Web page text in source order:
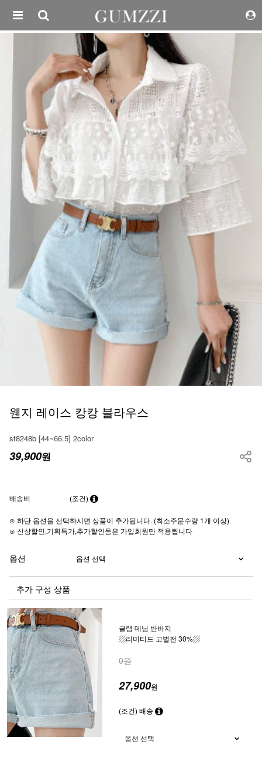
웬지 레이스 캉캉 블라우스
st8248b [44~66.5] 2color
39,900원
배송비 (조건)
⊙ 하단 옵션을 선택하시면 상품이 추가됩니다. (최소주문수량 1개 이상)
⊙ 신상할인,기획특가,추가할인등은 가입회원만 적용됩니다
옵션
추가 구성 상품
글램 데님 반바지
▨리미티드 고별전 30%▨
0원
27,900원
(조건) 배송